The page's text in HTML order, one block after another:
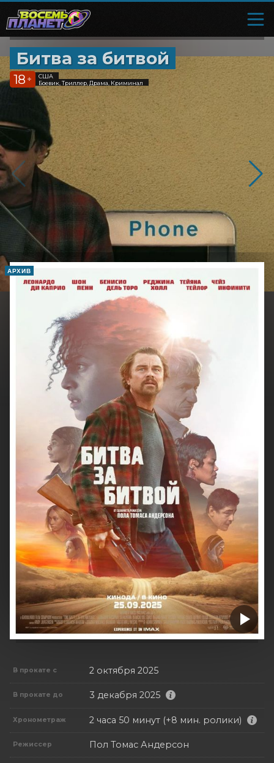
Битва за битвой
18 +
США
Боевик, Триллер, Драма, Криминал
АРХИВ
В прокате с 2 октября 2025
В прокате до 3 декабря 2025
Хронометраж 2 часа 50 минут (+8 мин. ролики)
Режиссер Пол Томас Андерсон